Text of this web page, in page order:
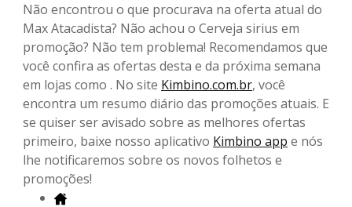
Não encontrou o que procurava na oferta atual do
Max Atacadista? Não achou o Cerveja sirius em
promoção? Não tem problema! Recomendamos que
você confira as ofertas desta e da próxima semana
em lojas como . No site Kimbino.com.br, você
encontra um resumo diário das promoções atuais. E
se quiser ser avisado sobre as melhores ofertas
primeiro, baixe nosso aplicativo Kimbino app e nós
lhe notificaremos sobre os novos folhetos e
promoções!